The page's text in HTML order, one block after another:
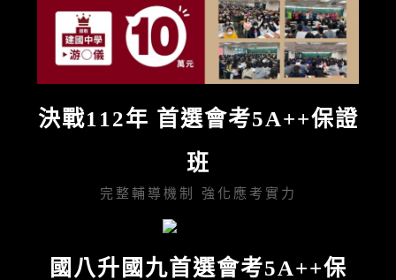
決戰112年 首選會考5A++保證
班
完整輔導機制 強化應考實力
國八升國九首選會考5A++保